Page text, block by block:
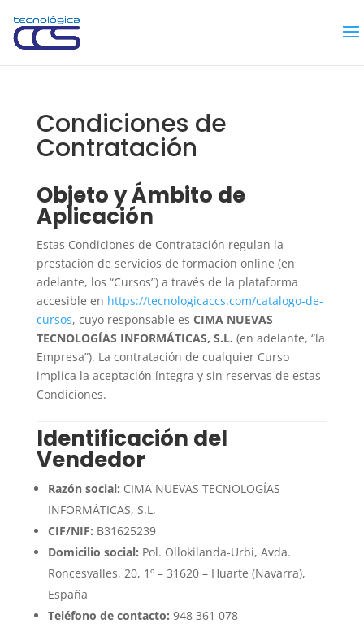
Condiciones de
Contratación
Objeto y Ámbito de
Aplicación
Estas Condiciones de Contratación regulan la
prestación de servicios de formación online (en
adelante, los “Cursos”) a través de la plataforma
accesible en https://tecnologicaccs.com/catalogo-de-
cursos, cuyo responsable es CIMA NUEVAS
TECNOLOGÍAS INFORMÁTICAS, S.L. (en adelante, “la
Empresa”). La contratación de cualquier Curso
implica la aceptación íntegra y sin reservas de estas
Condiciones.
Identificación del
Vendedor
Razón social: CIMA NUEVAS TECNOLOGÍAS
INFORMÁTICAS, S.L.
CIF/NIF: B31625239
Domicilio social: Pol. Ollokilanda-Urbi, Avda.
Roncesvalles, 20, 1º – 31620 – Huarte (Navarra),
España
Teléfono de contacto: 948 361 078